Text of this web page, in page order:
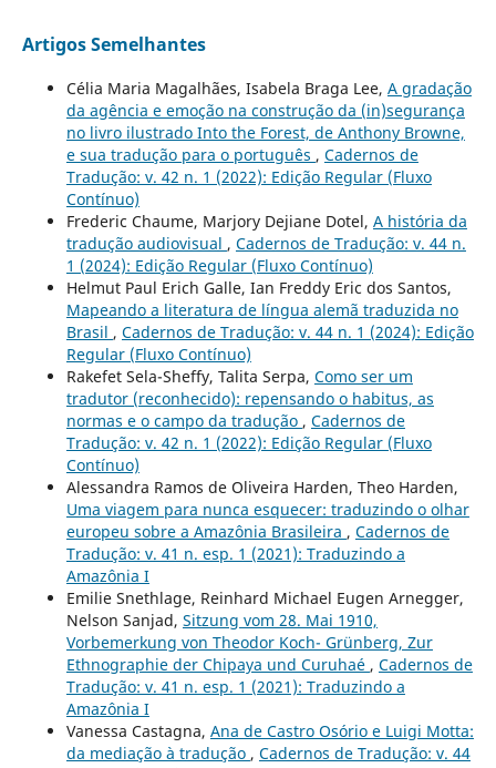
Artigos Semelhantes
Célia Maria Magalhães, Isabela Braga Lee, A gradação
da agência e emoção na construção da (in)segurança
no livro ilustrado Into the Forest, de Anthony Browne,
e sua tradução para o português , Cadernos de
Tradução: v. 42 n. 1 (2022): Edição Regular (Fluxo
Contínuo)
Frederic Chaume, Marjory Dejiane Dotel, A história da
tradução audiovisual , Cadernos de Tradução: v. 44 n.
1 (2024): Edição Regular (Fluxo Contínuo)
Helmut Paul Erich Galle, Ian Freddy Eric dos Santos,
Mapeando a literatura de língua alemã traduzida no
Brasil , Cadernos de Tradução: v. 44 n. 1 (2024): Edição
Regular (Fluxo Contínuo)
Rakefet Sela-Sheffy, Talita Serpa, Como ser um
tradutor (reconhecido): repensando o habitus, as
normas e o campo da tradução , Cadernos de
Tradução: v. 42 n. 1 (2022): Edição Regular (Fluxo
Contínuo)
Alessandra Ramos de Oliveira Harden, Theo Harden,
Uma viagem para nunca esquecer: traduzindo o olhar
europeu sobre a Amazônia Brasileira , Cadernos de
Tradução: v. 41 n. esp. 1 (2021): Traduzindo a
Amazônia I
Emilie Snethlage, Reinhard Michael Eugen Arnegger,
Nelson Sanjad, Sitzung vom 28. Mai 1910,
Vorbemerkung von Theodor Koch- Grünberg, Zur
Ethnographie der Chipaya und Curuhaé , Cadernos de
Tradução: v. 41 n. esp. 1 (2021): Traduzindo a
Amazônia I
Vanessa Castagna, Ana de Castro Osório e Luigi Motta:
da mediação à tradução , Cadernos de Tradução: v. 44